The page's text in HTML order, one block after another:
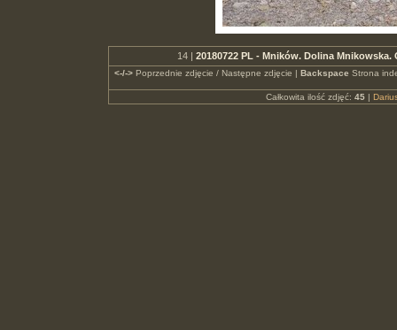
14 | 20180722 PL - Mników. Dolina
<-/->Poprzednie zdjęcie / Następne zdjęcie | Backspace Strona
Całkowita ilość zdjęć: 45|